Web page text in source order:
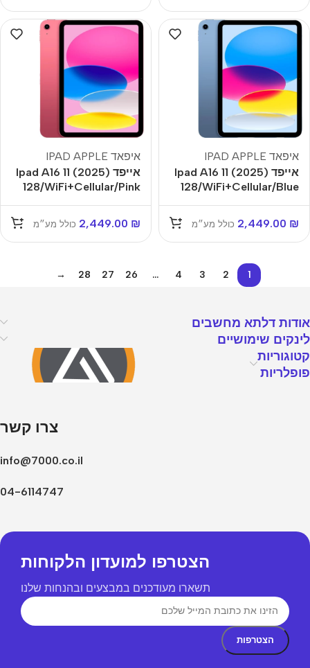
איפאד IPAD APPLE
אייפד Ipad A16 11 (2025)
128/WiFi+Cellular/Blue
2,449.00 ₪ כולל מע״מ
איפאד IPAD APPLE
אייפד Ipad A16 11 (2025)
128/WiFi+Cellular/Pink
2,449.00 ₪ כולל מע״מ
1
2
3
4
…
26
27
28
→
אודות דלתא מחשבים
לינקים שימושיים
קטוגוריות
פופלריות
צרו קשר
info@7000.co.il
04-6114747
הצטרפו למועדון הלקוחות
תשארו מעודכנים במבצעים ובהנחות שלנו